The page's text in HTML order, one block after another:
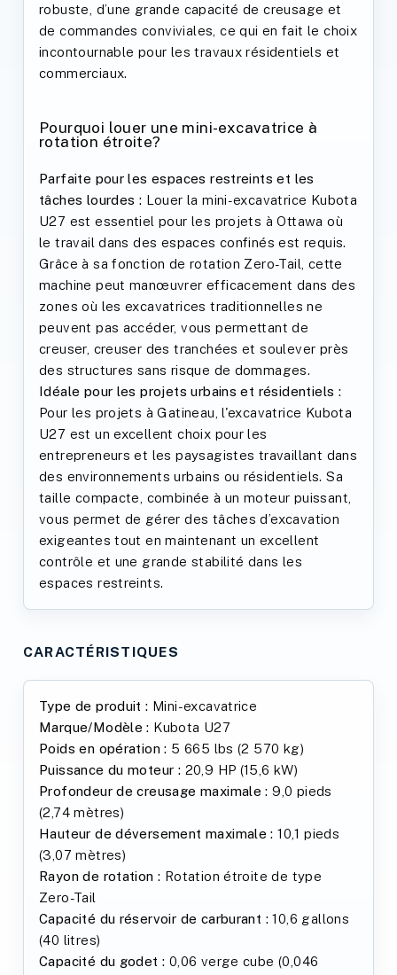
robuste, d’une grande capacité de creusage et
de commandes conviviales, ce qui en fait le choix
incontournable pour les travaux résidentiels et
commerciaux.
Pourquoi louer une mini-excavatrice à
rotation étroite?
Parfaite pour les espaces restreints et les
tâches lourdes : Louer la mini-excavatrice Kubota
U27 est essentiel pour les projets à Ottawa où
le travail dans des espaces confinés est requis.
Grâce à sa fonction de rotation Zero-Tail, cette
machine peut manœuvrer efficacement dans des
zones où les excavatrices traditionnelles ne
peuvent pas accéder, vous permettant de
creuser, creuser des tranchées et soulever près
des structures sans risque de dommages.
Idéale pour les projets urbains et résidentiels :
Pour les projets à Gatineau, l'excavatrice Kubota
U27 est un excellent choix pour les
entrepreneurs et les paysagistes travaillant dans
des environnements urbains ou résidentiels. Sa
taille compacte, combinée à un moteur puissant,
vous permet de gérer des tâches d’excavation
exigeantes tout en maintenant un excellent
contrôle et une grande stabilité dans les
espaces restreints.
CARACTÉRISTIQUES
Type de produit : Mini-excavatrice
Marque/Modèle : Kubota U27
Poids en opération : 5 665 lbs (2 570 kg)
Puissance du moteur : 20,9 HP (15,6 kW)
Profondeur de creusage maximale : 9,0 pieds
(2,74 mètres)
Hauteur de déversement maximale : 10,1 pieds
(3,07 mètres)
Rayon de rotation : Rotation étroite de type
Zero-Tail
Capacité du réservoir de carburant : 10,6 gallons
(40 litres)
Capacité du godet : 0,06 verge cube (0,046